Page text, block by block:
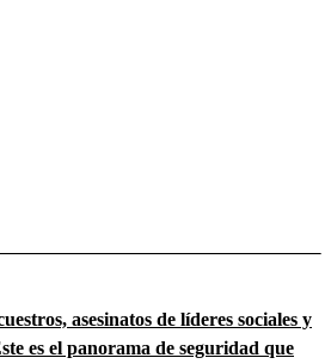
asesinatos de líderes sociales y
es el panorama de seguridad que